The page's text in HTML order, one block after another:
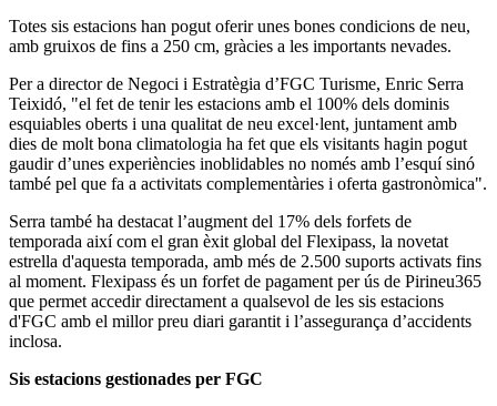
Totes sis estacions han pogut oferir unes bones condicions de neu,
amb gruixos de fins a 250 cm, gràcies a les importants nevades.
Per a director de Negoci i Estratègia d’FGC Turisme, Enric Serra
Teixidó, "el fet de tenir les estacions amb el 100% dels dominis
esquiables oberts i una qualitat de neu excel·lent, juntament amb
dies de molt bona climatologia ha fet que els visitants hagin pogut
gaudir d’unes experiències inoblidables no només amb l’esquí sinó
també pel que fa a activitats complementàries i oferta gastronòmica".
Serra també ha destacat l’augment del 17% dels forfets de
temporada així com el gran èxit global del Flexipass, la novetat
estrella d'aquesta temporada, amb més de 2.500 suports activats fins
al moment. Flexipass és un forfet de pagament per ús de Pirineu365
que permet accedir directament a qualsevol de les sis estacions
d'FGC amb el millor preu diari garantit i l’assegurança d’accidents
inclosa.
Sis estacions gestionades per FGC